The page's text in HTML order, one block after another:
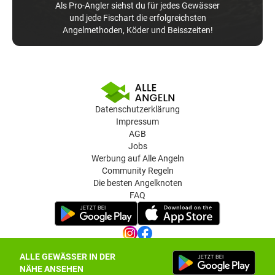
ALLE GEWÄSSER IN DER
NÄHE ANSEHEN
Als Pro-Angler siehst du für jedes Gewässer
und jede Fischart die erfolgreichsten
Angelmethoden, Köder und Beisszeiten!
Datenschutzerklärung
Impressum
AGB
Jobs
Werbung auf Alle Angeln
Community Regeln
Die besten Angelknoten
FAQ
Datenschutz-Einstellungen